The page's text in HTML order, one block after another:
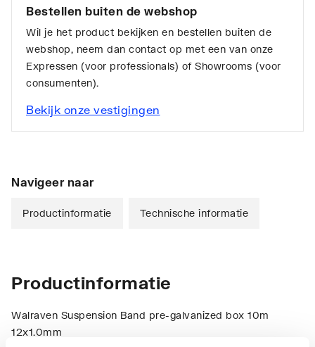
Bestellen buiten de webshop
Wil je het product bekijken en bestellen buiten de
webshop, neem dan contact op met een van onze
Expressen (voor professionals) of Showrooms (voor
consumenten).
Bekijk onze vestigingen
Navigeer naar
Productinformatie Technische informatie
Productinformatie
Walraven Suspension Band pre-galvanized box 10m
12x1.0mm